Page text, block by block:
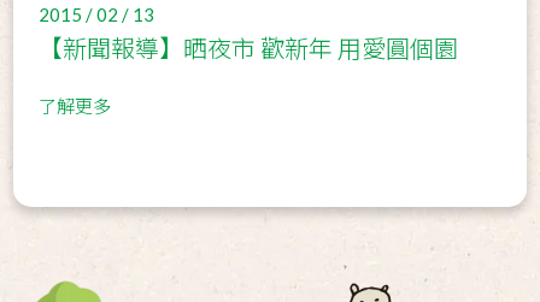
2015 / 02 / 13
【新聞報導】晒夜市 歡新年 用愛圓個園
了解更多